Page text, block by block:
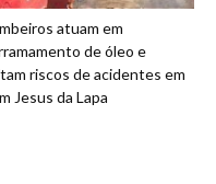
atuam em
de óleo e
riscos de acidentes em
Jesus da Lapa